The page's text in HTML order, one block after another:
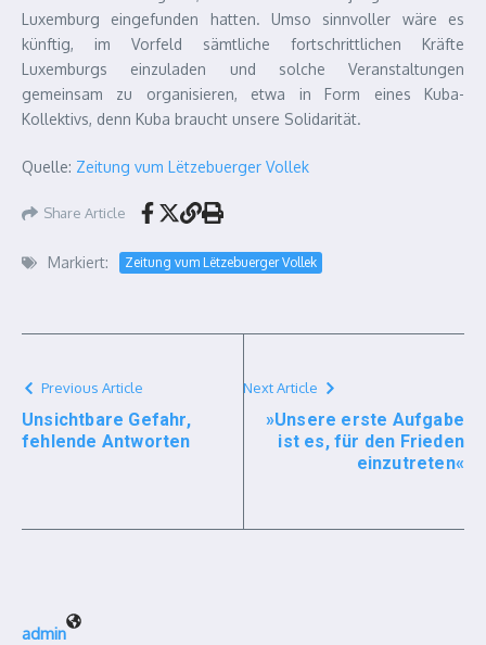
Luxemburg eingefunden hatten. Umso sinnvoller wäre es
künftig, im Vorfeld sämtliche fortschrittlichen Kräfte
Luxemburgs einzuladen und solche Veranstaltungen
gemeinsam zu organisieren, etwa in Form eines Kuba-
Kollektivs, denn Kuba braucht unsere Solidarität.
Quelle: Zeitung vum Lëtzebuerger Vollek
Share Article
Markiert: Zeitung vum Lëtzebuerger Vollek
Previous Article
Unsichtbare Gefahr,
fehlende Antworten
Next Article
»Unsere erste Aufgabe
ist es, für den Frieden
einzutreten«
admin